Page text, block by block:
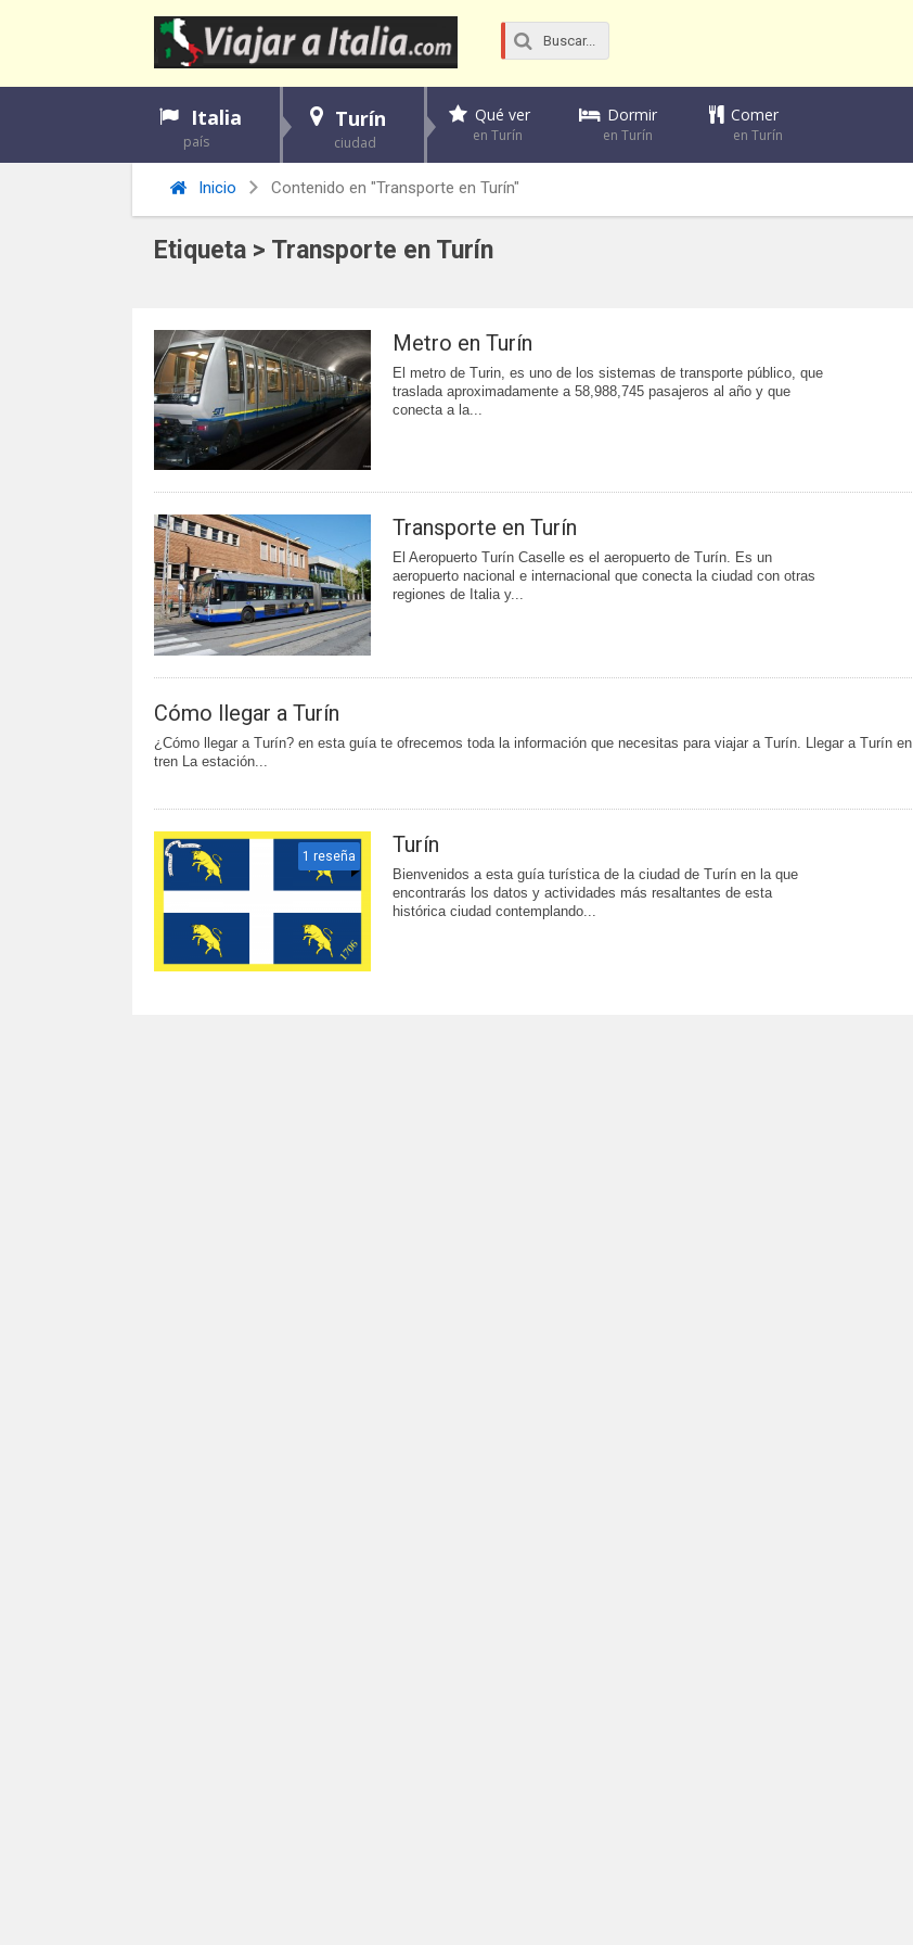
Italia
país
Turín
ciudad
Qué ver
en Turín
Dormir
en Turín
Comer
en Turín
Inicio Contenido en "Transporte en Turín"
Etiqueta > Transporte en Turín
Metro en Turín
El metro de Turin, es uno de los sistemas de transporte público, que
traslada aproximadamente a 58,988,745 pasajeros al año y que
conecta a la...
Transporte en Turín
El Aeropuerto Turín Caselle es el aeropuerto de Turín. Es un
aeropuerto nacional e internacional que conecta la ciudad con otras
regiones de Italia y...
Cómo llegar a Turín
¿Cómo llegar a Turín? en esta guía te ofrecemos toda la información que necesitas para viajar a Turín. Llegar a Turín en
tren La estación...
1 reseña Turín
Bienvenidos a esta guía turística de la ciudad de Turín en la que
encontrarás los datos y actividades más resaltantes de esta
histórica ciudad contemplando...